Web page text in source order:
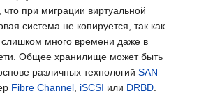
что при миграции виртуальной
система не копируется, так как
много времени даже в
Общее хранилище может быть
различных технологий SAN
Fibre Channel iSCSI или DRBD